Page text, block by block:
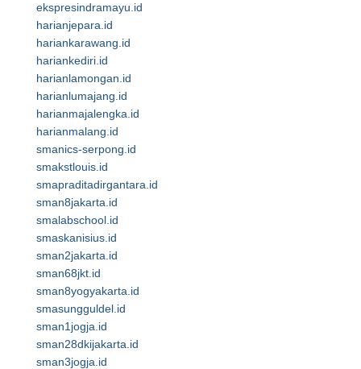
ekspresindramayu.id
harianjepara.id
hariankarawang.id
hariankediri.id
harianlamongan.id
harianlumajang.id
harianmajalengka.id
harianmalang.id
smanics-serpong.id
smakstlouis.id
smapraditadirgantara.id
sman8jakarta.id
smalabschool.id
smaskanisius.id
sman2jakarta.id
sman68jkt.id
sman8yogyakarta.id
smasungguldel.id
sman1jogja.id
sman28dkijakarta.id
sman3jogja.id